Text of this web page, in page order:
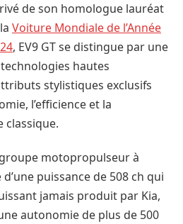
de son homologue lauréat
Voiture Mondiale de l’Année
, EV9 GT se distingue par une
hautes
stylistiques exclusifs
l’efficience et la
classique.
groupe motopropulseur à
puissance de 508 ch qui
jamais produit par Kia,
autonomie de plus de 500